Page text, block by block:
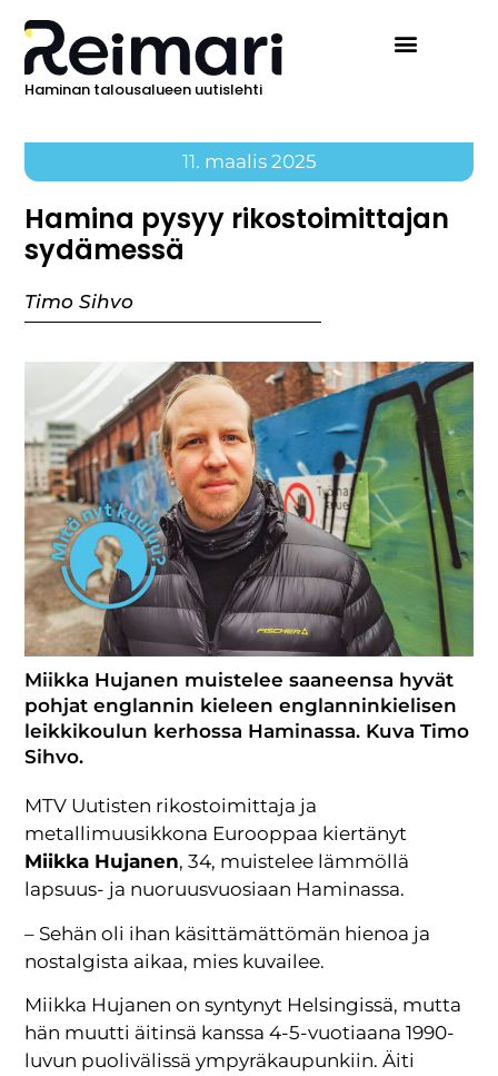
Haminan talousalueen uutislehti
11. maalis 2025
Hamina pysyy rikostoimittajan
sydämessä
Timo Sihvo
Miikka Hujanen muistelee saaneensa hyvät
pohjat englannin kieleen englanninkielisen
leikkikoulun kerhossa Haminassa. Kuva Timo
Sihvo.
MTV Uutisten rikostoimittaja ja
metallimuusikkona Eurooppaa kiertänyt
Miikka Hujanen, 34, muistelee lämmöllä
lapsuus- ja nuoruusvuosiaan Haminassa.
– Sehän oli ihan käsittämättömän hienoa ja
nostalgista aikaa, mies kuvailee.
Miikka Hujanen on syntynyt Helsingissä, mutta
hän muutti äitinsä kanssa 4-5-vuotiaana 1990-
luvun puolivälissä ympyräkaupunkiin. Äiti